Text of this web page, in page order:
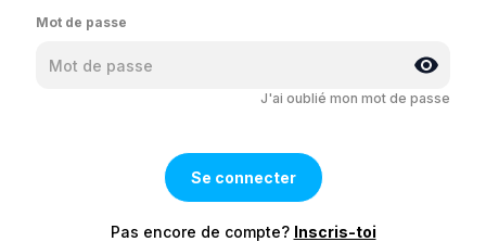
Mot de passe
J'ai oublié mon mot de passe
Pas encore de compte? Inscris-toi